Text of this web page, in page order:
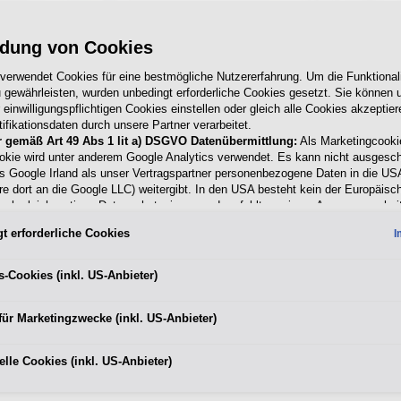
von Cookies
Cookies für eine bestmögliche Nutzererfahrung. Um die
gewährleisten, wurden unbedingt erforderliche Cookies gesetzt. Sie können
einwilligungspflichtigen Cookies einstellen oder gleich alle Cookies
durch unsere Partner verarbeitet.
gemäß Art 49 Abs 1 lit a) DSGVO Datenübermittlung: Als
wird unter anderem Google Analytics verwendet. Es kann nicht
Google Irland als unser Vertragspartner personenbezogene Daten in die
dort an die Google LLC) weitergibt. In den USA besteht kein der
gleichwertiges Datenschutzniveau und es fehlt an einem
den USA nicht wirksam durchsetzen können, in den USA keine
einen Zugriff auf Daten erlangen können, wobei Eingriffe in Ihre
Sollten Sie
Sie damit auch gemäß Art 49 Abs 1 lit a) DSGVO der Übermittlung
Cookies enthaltenen personenbezogenen Daten zu. Details zu den
von Google Analytics gesetzt werden, finden Sie in den Cookie-
Webseite.
erforderliche Cookies
Cookies (inkl. US-Anbieter)
Marketingzwecke (inkl. US-Anbieter)
Cookies (inkl. US-Anbieter)